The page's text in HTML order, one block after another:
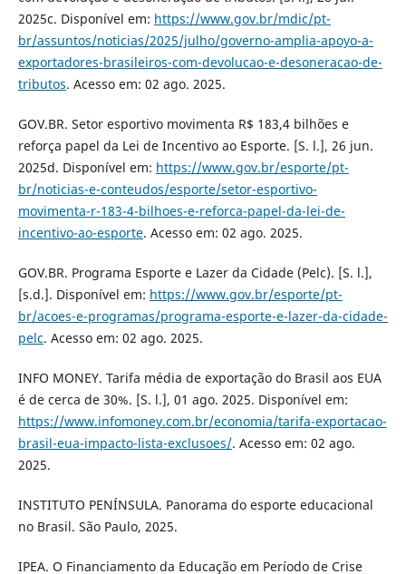
2025c. Disponível em: https://www.gov.br/mdic/pt-
br/assuntos/noticias/2025/julho/governo-amplia-apoyo-a-
exportadores-brasileiros-com-devolucao-e-desoneracao-de-
tributos. Acesso em: 02 ago. 2025.
GOV.BR. Setor esportivo movimenta R$ 183,4 bilhões e
reforça papel da Lei de Incentivo ao Esporte. [S. l.], 26 jun.
2025d. Disponível em: https://www.gov.br/esporte/pt-
br/noticias-e-conteudos/esporte/setor-esportivo-
movimenta-r-183-4-bilhoes-e-reforca-papel-da-lei-de-
incentivo-ao-esporte. Acesso em: 02 ago. 2025.
GOV.BR. Programa Esporte e Lazer da Cidade (Pelc). [S. l.],
[s.d.]. Disponível em: https://www.gov.br/esporte/pt-
br/acoes-e-programas/programa-esporte-e-lazer-da-cidade-
pelc. Acesso em: 02 ago. 2025.
INFO MONEY. Tarifa média de exportação do Brasil aos EUA
é de cerca de 30%. [S. l.], 01 ago. 2025. Disponível em:
https://www.infomoney.com.br/economia/tarifa-exportacao-
brasil-eua-impacto-lista-exclusoes/. Acesso em: 02 ago.
2025.
INSTITUTO PENÍNSULA. Panorama do esporte educacional
no Brasil. São Paulo, 2025.
IPEA. O Financiamento da Educação em Período de Crise